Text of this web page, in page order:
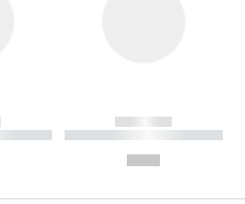
----------
------------
----------- ----------- ----------